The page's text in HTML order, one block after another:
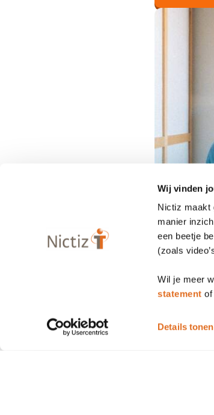
Wij vinden
Nictiz maakt
manier
een beetje
(zoals
Wil je meer
statement of
Details tonen